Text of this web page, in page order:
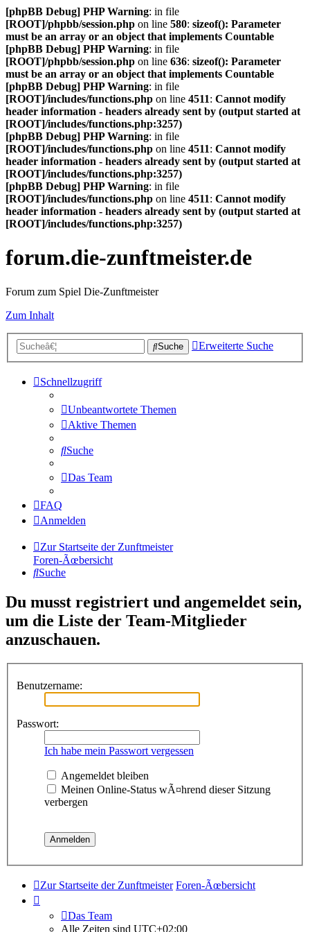
[phpBB Debug] PHP Warning: in file
[ROOT]/phpbb/session.php on line 580: sizeof(): Parameter
must be an array or an object that implements Countable
[phpBB Debug] PHP Warning: in file
[ROOT]/phpbb/session.php on line 636: sizeof(): Parameter
must be an array or an object that implements Countable
[phpBB Debug] PHP Warning: in file
[ROOT]/includes/functions.php on line 4511: Cannot modify
header information - headers already sent by (output started at
[ROOT]/includes/functions.php:3257)
[phpBB Debug] PHP Warning: in file
[ROOT]/includes/functions.php on line 4511: Cannot modify
header information - headers already sent by (output started at
[ROOT]/includes/functions.php:3257)
[phpBB Debug] PHP Warning: in file
[ROOT]/includes/functions.php on line 4511: Cannot modify
header information - headers already sent by (output started at
[ROOT]/includes/functions.php:3257)
forum.die-zunftmeister.de
Forum zum Spiel Die-Zunftmeister
Zum Inhalt
Suche Erweiterte Suche
Schnellzugriff
Unbeantwortete Themen
Aktive Themen
Suche
Das Team
FAQ
Anmelden
Zur Startseite der Zunftmeister
Foren-Ãœbersicht
Suche
Du musst registriert und angemeldet sein,
um die Liste der Team-Mitglieder
anzuschauen.
Benutzername:
Passwort:
Ich habe mein Passwort vergessen
Angemeldet bleiben
Meinen Online-Status wÃ¤hrend dieser Sitzung
verbergen
Zur Startseite der Zunftmeister Foren-Ãœbersicht
Das Team
Alle Zeiten sind UTC+02:00